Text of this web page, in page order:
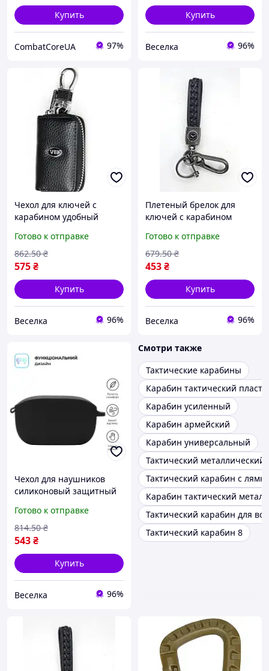
Купить
CombatCoreUA 97%
Купить
Веселка 96%
Чехол для ключей с
карабином удобный
активного отдыха и
повседневного
использования FLAME
Готово к отправке
575₴
862.50 ₴
Купить
Веселка 96%
Плетеный брелок для
ключей с карабином
организации ключей и
повседневного
использования FLAME
Готово к отправке
453₴
679.50 ₴
Купить
Веселка 96%
Чехол для наушников
силиконовый защитный
использования стильный
и легкий FLAME
Готово к отправке
543₴
814.50 ₴
Купить
Веселка 96%
Смотри также
Тактические карабины
Карабин тактический
Карабин усиленный
Карабин армейский
Карабин универсальный
Тактический металлический
Тактический карабин с
Карабин тактический
Тактический карабин для
Тактический карабин 8